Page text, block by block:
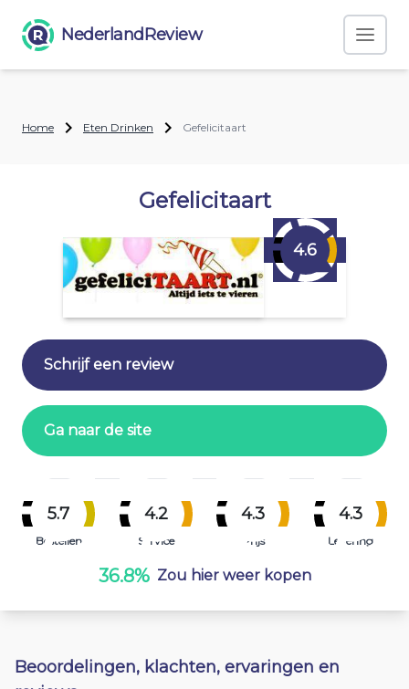
NederlandReview
Home Eten Drinken Gefelicitaart
Gefelicitaart
4.6
Schrijf een review
Ga naar de site
5.7
Bestellen
4.2
Service
4.3
Prijs
4.3
Levering
36.8% Zou hier weer kopen
Beoordelingen, klachten, ervaringen en